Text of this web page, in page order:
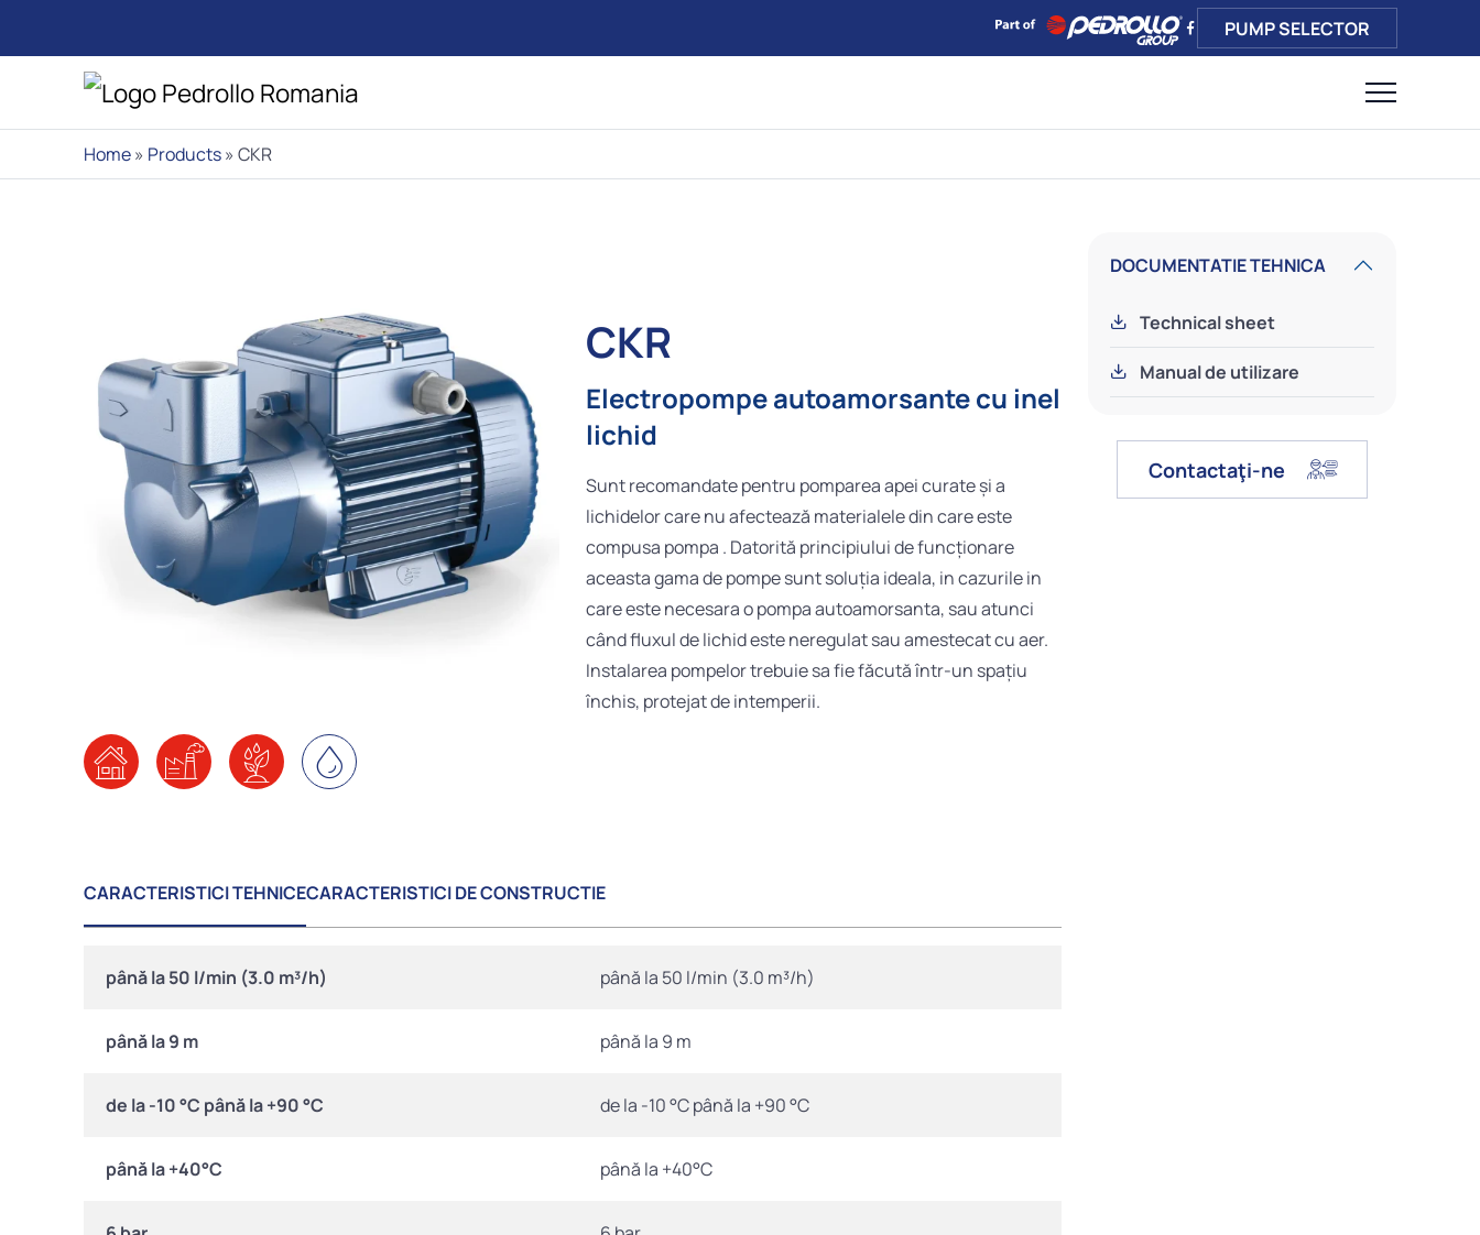
PUMP SELECTOR
Home» Products» CKR
CKR
Electropompe autoamorsante cu inel
lichid
Sunt recomandate pentru pomparea apei curate și a
lichidelor care nu afectează materialele din care este
compusa pompa . Datorită principiului de funcționare
aceasta gama de pompe sunt soluția ideala, in cazurile in
care este necesara o pompa autoamorsanta, sau atunci
când fluxul de lichid este neregulat sau amestecat cu aer.
Instalarea pompelor trebuie sa fie făcută într-un spațiu
închis, protejat de intemperii.
CARACTERISTICI TEHNICECARACTERISTICI DE CONSTRUCTIE
până la 50 l/min (3.0 m³/h) până la 50 l/min (3.0 m³/h)
până la 9 m până la 9 m
de la -10 °C până la +90 °C de la -10 °C până la +90 °C
până la +40°C până la +40°C
DOCUMENTATIE TEHNICA
Technical sheet
Manual de utilizare
Contactaţi-ne